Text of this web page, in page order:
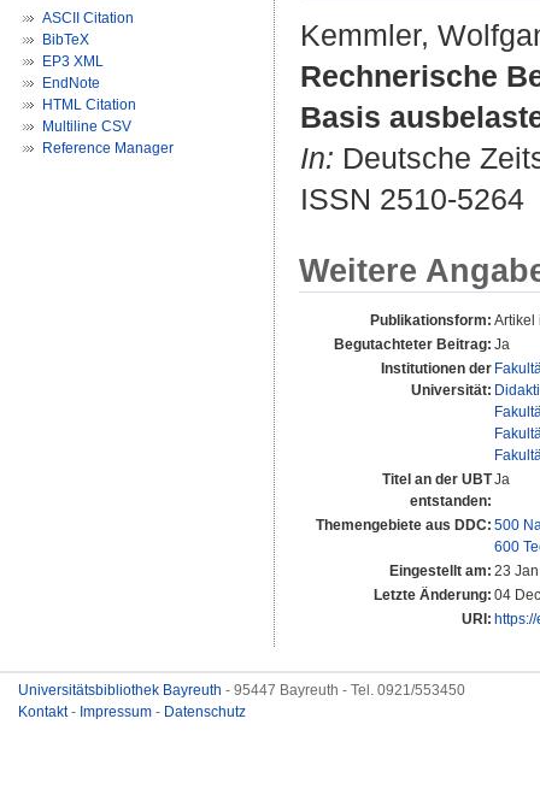
ASCII Citation
BibTeX
EP3 XML
EndNote
HTML Citation
Multiline CSV
Reference Manager
Kemmler,
Rechnerische
Basis
In: Deutsche
ISSN 2510-5264
Weitere
Publikationsform: Artikel
Begutachteter Beitrag: Ja
Institutionen der
Universität:
Titel an der UBT
entstanden:
Ja
Themengebiete aus DDC: 500
600
Eingestellt am: 23
Letzte Änderung: 04
URI:
Universitätsbibliothek Bayreuth - 95447 Bayreuth - Tel. 0921/553450
Kontakt- Impressum - Datenschutz